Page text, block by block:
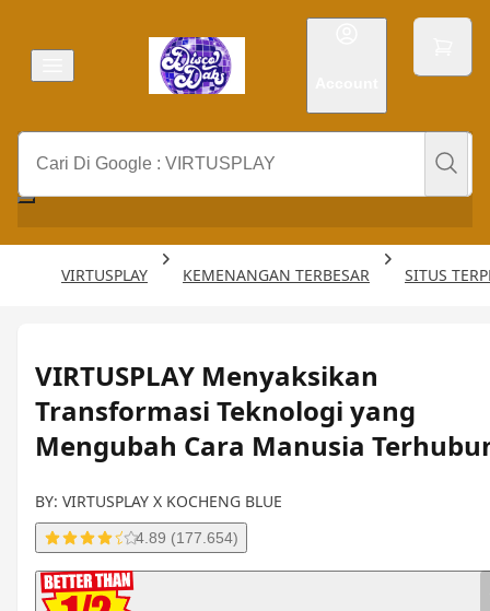
VIRTUSPLAY KEMENANGAN TERBESAR SITUS
VIRTUSPLAY Menyaksikan
Transformasi Teknologi yang
Mengubah Cara Manusia
BY: VIRTUSPLAY X KOCHENG BLUE
4.89 (177.654)